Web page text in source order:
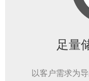
足量
以客户需求为